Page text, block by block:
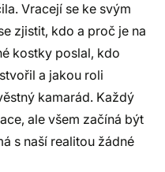
Vracejí se ke svým
zjistit, kdo a proč je na
kostky poslal, kdo
a jakou roli
kamarád. Každý
ale všem začíná být
s naší realitou žádné